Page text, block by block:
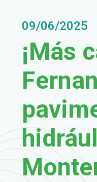
09/06/2025
¡Más